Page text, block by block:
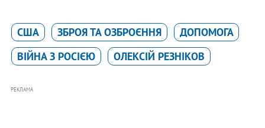
США ЗБРОЯ ТА ОЗБРОЄННЯ
ДОПОМОГА
ВІЙНА З РОСІЄЮ
ОЛЕКСІЙ РЕЗНІКОВ
РЕКЛАМА